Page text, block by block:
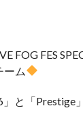
FOG FES
ーム
と「Prestige